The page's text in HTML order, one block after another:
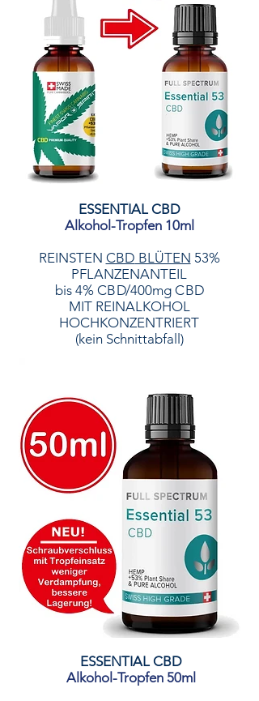
ESSENTIAL CBD
Alkohol-Tropfen 10ml
REINSTEN CBD BLÜTEN 53%
PFLANZENANTEIL
bis 4% C B D/400mg C B D
MIT REINALKOHOL
HOCHKONZENTRIERT
(kein Schnittabfall)
ESSENTIAL CBD
Alkohol-Tropfen 50ml